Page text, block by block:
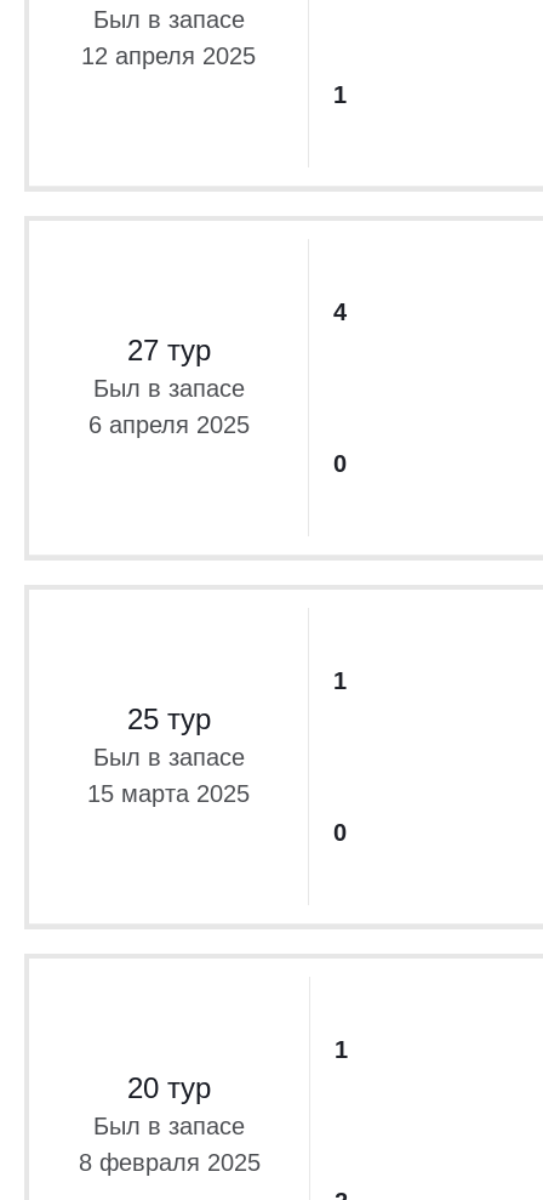
Был в запасе
12 апреля 2025
1
27 тур
Был в запасе
6 апреля 2025
4
0
25 тур
Был в запасе
15 марта 2025
1
0
20 тур
Был в запасе
8 февраля 2025
1